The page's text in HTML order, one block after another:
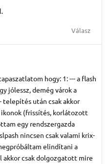
Válasz
hogy: 1: --- a flash
jólessz, demég várok a
telepítés után csak akkor
(frissítés, korlátozott
egy rendszergazda
nincsen csak valami krix-
elindítani a
csak dolgozgatott mire